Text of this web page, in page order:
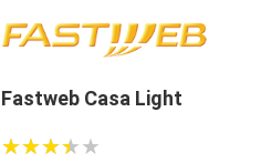
Fastweb Casa Light
★★★★★
★★★★★